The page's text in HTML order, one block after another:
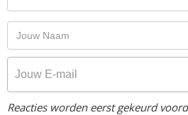
Reacties worden eerst gekeurd